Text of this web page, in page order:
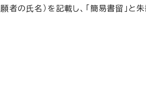
の氏名）を記載し、「簡易書留」と